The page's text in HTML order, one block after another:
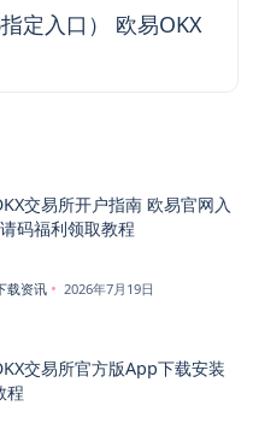
定入口） 欧易OKX
交易所开户指南 欧易官网入
码福利领取教程
载资讯 2026年7月19日
交易所官方版App下载安装
程